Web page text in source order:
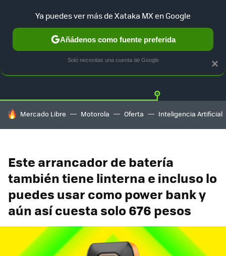
GUÍA DE COMPRAS MERCADO LIBRE
HOY SE HABLA DE
Mercado Libre Motorola Oferta Inteligencia Artificial
Este arrancador de batería
también tiene linterna e incluso lo
puedes usar como power bank y
aún así cuesta solo 676 pesos
×
Ya puedes ver más de Xataka MX en Google
Añádenos como fuente preferida
Solo necesitas una cuenta de Google